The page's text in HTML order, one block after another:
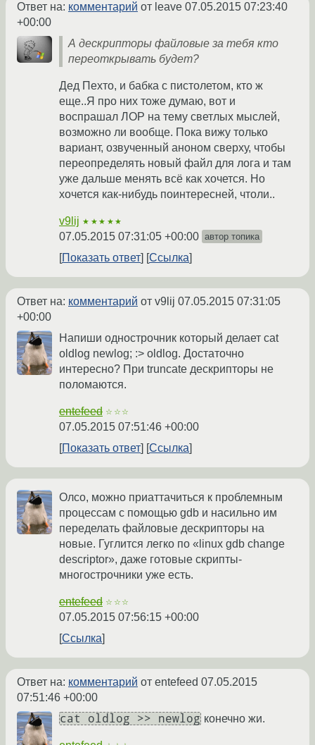
Ответ на: комментарий от leave 07.05.2015 07:23:40
+00:00
А дескрипторы файловые за тебя кто
переоткрывать будет?
Дед Пехто, и бабка с пистолетом, кто ж
еще..Я про них тоже думаю, вот и
воспрашал ЛОР на тему светлых мыслей,
возможно ли вообще. Пока вижу только
вариант, озвученный аноном сверху, чтобы
переопределять новый файл для лога и там
уже дальше менять всё как хочется. Но
хочется как-нибудь поинтересней, чтоли..
v9lij ★★★★★
07.05.2015 07:31:05 +00:00 автор топика
Показать ответ Ссылка
Ответ на: комментарий от v9lij 07.05.2015 07:31:05
+00:00
Напиши однострочник который делает cat
oldlog newlog; :> oldlog. Достаточно
интересно? При truncate дескрипторы не
поломаются.
entefeed ☆☆☆
07.05.2015 07:51:46 +00:00
Показать ответ
Ссылка
Олсо, можно приаттачиться к проблемным
процессам с помощью gdb и насильно им
переделать файловые дескрипторы на
новые. Гуглится легко по «linux gdb change
descriptor», даже готовые скрипты-
многострочники уже есть.
entefeed ☆☆☆
07.05.2015 07:56:15 +00:00
Ссылка
Ответ на: комментарий от entefeed 07.05.2015
07:51:46 +00:00
cat oldlog >> newlog конечно жи.